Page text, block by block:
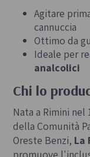
Agitare
cannuccia
Ottimo da
Ideale per
analcolici
Chi lo
Nata a Rimini
della Comunità
Oreste Benzi, La
promuove